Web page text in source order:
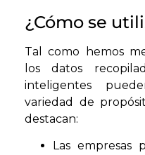
¿Cómo se
Tal como hemos
los datos
inteligentes
variedad de
destacan:
Las empresas